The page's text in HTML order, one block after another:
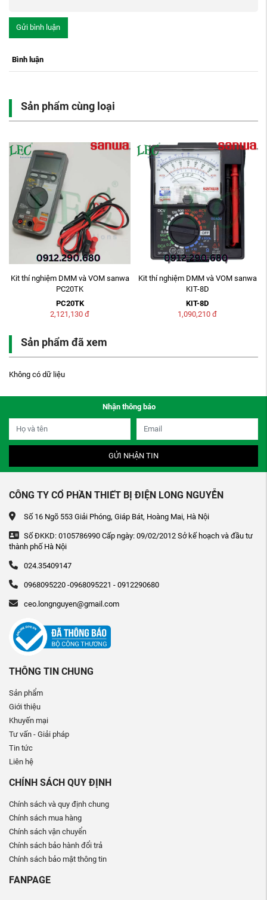
Gửi bình luận
Bình luận
Sản phẩm cùng loại
Kit thí nghiệm DMM và VOM sanwa
PC20TK
PC20TK
2,121,130 đ
Kit thí nghiệm DMM và VOM sanwa
KIT-8D
KIT-8D
1,090,210 đ
Sản phẩm đã xem
Không có dữ liệu
Nhận thông báo
GỬI NHẬN TIN
CÔNG TY CỔ PHẦN THIẾT BỊ ĐIỆN LONG NGUYỄN
Số 16 Ngõ 553 Giải Phóng, Giáp Bát, Hoàng Mai, Hà Nội
Số ĐKKD: 0105786990 Cấp ngày: 09/02/2012 Sở kế hoạch và đầu tư
thành phố Hà Nội
024.35409147
0968095220 -0968095221 - 0912290680
ceo.longnguyen@gmail.com
THÔNG TIN CHUNG
Sản phẩm
Giới thiệu
Khuyến mại
Tư vấn - Giải pháp
Tin tức
Liên hệ
CHÍNH SÁCH QUY ĐỊNH
Chính sách và quy định chung
Chính sách mua hàng
Chính sách vận chuyển
Chính sách bảo hành đổi trả
Chính sách bảo mật thông tin
FANPAGE